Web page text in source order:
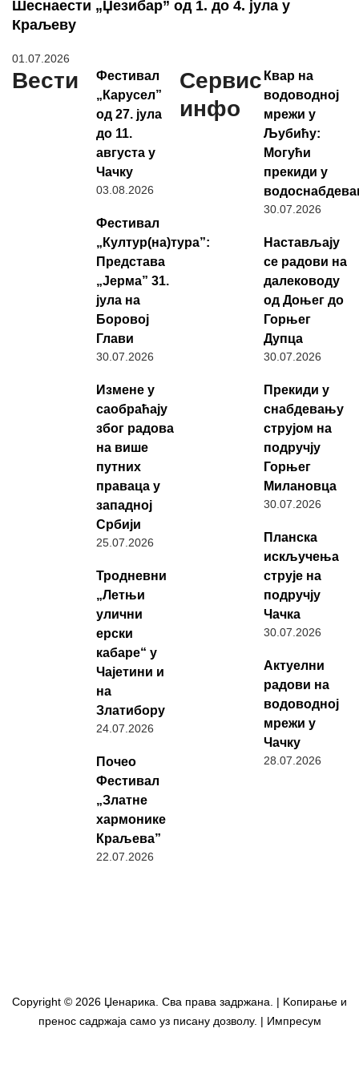
Шеснаести „Џезибар” од 1. до 4. јула у
Краљеву
01.07.2026
Вести
Фестивал
„Карусел”
од 27. јула
до 11.
августа у
Чачку
03.08.2026
Фестивал
„Култур(на)тура”:
Представа
„Јерма” 31.
јула на
Боровој
Глави
30.07.2026
Измене у
саобраћају
због радова
на више
путних
праваца у
западној
Србији
25.07.2026
Тродневни
„Летњи
улични
ерски
кабаре“ у
Чајетини и
на
Златибору
24.07.2026
Почео
Фестивал
„Златне
хармонике
Краљева”
22.07.2026
Сервис
инфо
Квар на
водоводној
мрежи у
Љубићу:
Могући
прекиди у
30.07.2026
Настављају
се радови на
далеководу
од Доњег до
Горњег
Дупца
30.07.2026
Прекиди у
снабдевању
струјом на
подручју
Горњег
Милановца
30.07.2026
Планска
искључења
струје на
подручју
Чачка
30.07.2026
Актуелни
радови на
водоводној
мрежи у
Чачку
28.07.2026
Copyright © 2026 Џенарика. Сва права задржана. | Kопирање и
пренос садржаја само уз писану дозволу. | Импресум